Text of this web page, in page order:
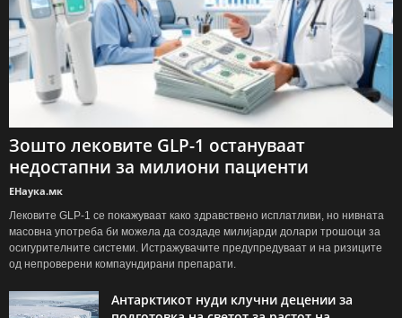
Зошто лековите GLP-1 остануваат
недостапни за милиони пациенти
ЕНаука.мк
Лековите GLP-1 се покажуваат како здравствено исплатливи, но нивната
масовна употреба би можела да создаде милијарди долари трошоци за
осигурителните системи. Истражувачите предупредуваат и на ризиците
од непроверени компаундирани препарати.
Антарктикот нуди клучни децении за